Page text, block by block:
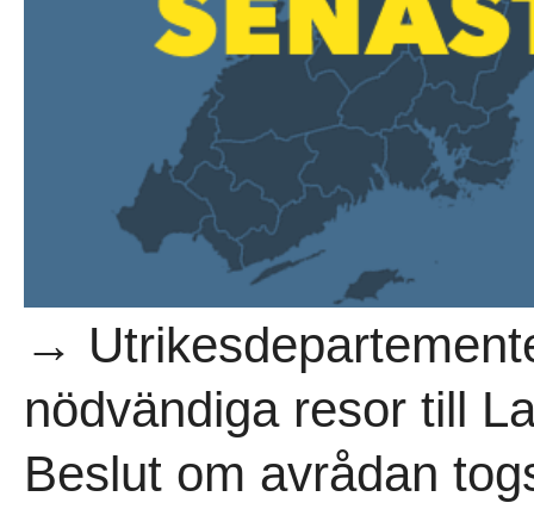
→
nödvändiga resor till
Beslut om avrådan